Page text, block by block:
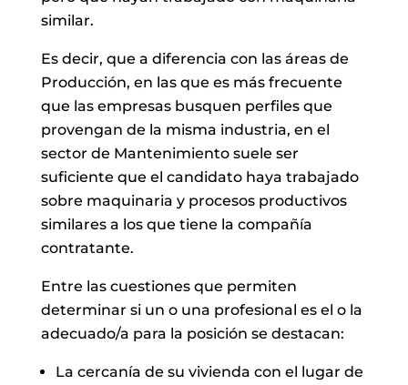
similar.
Es decir, que a diferencia con las áreas de
Producción, en las que es más frecuente
que las empresas busquen perfiles que
provengan de la misma industria, en el
sector de Mantenimiento suele ser
suficiente que el candidato haya trabajado
sobre maquinaria y procesos productivos
similares a los que tiene la compañía
contratante.
Entre las cuestiones que permiten
determinar si un o una profesional es el o la
adecuado/a para la posición se destacan:
La cercanía de su vivienda con el lugar de